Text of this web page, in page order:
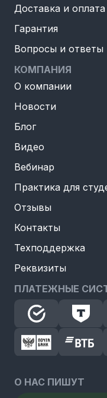
Доставка и оплата
Гарантия
Вопросы и ответы
КОМПАНИЯ
О компании
Новости
Блог
Видео
Вебинар
Практика для
Отзывы
Контакты
Техподдержка
Реквизиты
ПЛАТЕЖНЫЕ
О НАС ПИШУТ